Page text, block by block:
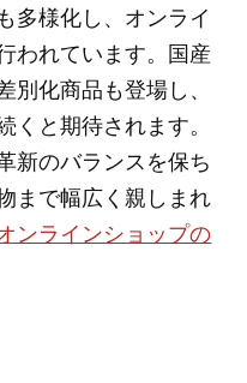
多様化し、オンライ
われています。国産
化商品も登場し、
と期待されます。
新のバランスを保ち
まで幅広く親しまれ
ンラインショップの